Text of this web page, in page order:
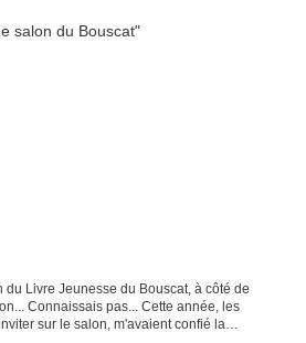
Livre Jeunesse du Bouscat, à côté de
Connaissais pas... Cette année, les
sur le salon, m'avaient confié la